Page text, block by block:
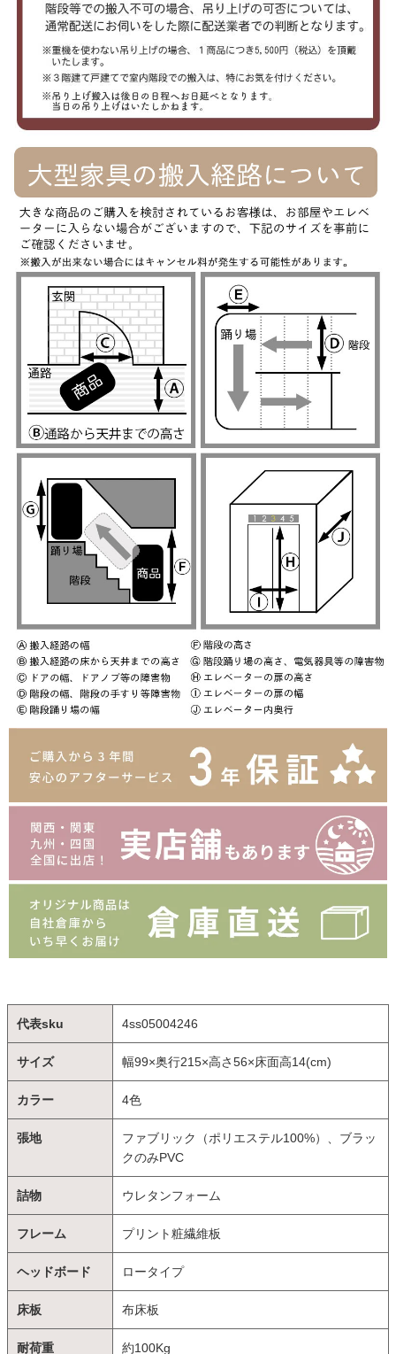
代表sku 4ss05004246
サイズ 幅99×奥行215×高さ56×床面高14(cm)
カラー 4色
張地
ファブリック（ポリエステル100%）、ブラッ
クのみPVC
詰物 ウレタンフォーム
フレーム プリント粧繊維板
ヘッドボード ロータイプ
床板 布床板
耐荷重 約100Kg